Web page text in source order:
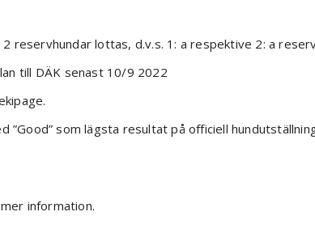
reservhundar lottas, d.v.s. 1: a respektive 2: a
till DÄK senast 10/9 2022
som lägsta resultat på officiell
information.